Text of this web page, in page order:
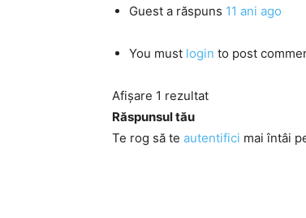
Guest a răspuns 11 ani ago
You must login to post
Afișare 1 rezultat
Răspunsul tău
Te rog să te autentifici mai întâi